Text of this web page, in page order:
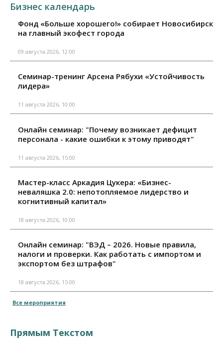
Бизнес календарь
Фонд «Больше хорошего!» собирает Новосибирск
на главный экофест города
09 августа 2026, 12:00
Семинар-тренинг Арсена Рябухи «Устойчивость
лидера»
11 августа 2026, 10:00
Онлайн семинар: "Почему возникает дефицит
персонала - какие ошибки к этому приводят"
11 августа 2026, 15:00
Мастер-класс Аркадия Цукера: «Бизнес-
неваляшка 2.0: непотопляемое лидерство и
когнитивный капитал»
18 августа 2026, 10:00
Онлайн семинар: "ВЭД – 2026. Новые правила,
налоги и проверки. Как работать с импортом и
экспортом без штрафов"
18 августа 2026, 15:00
Все мероприятия
Прямым Текстом